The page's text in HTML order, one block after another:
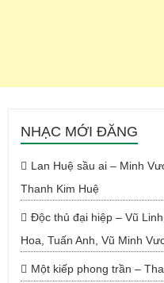
NHẠC MỚI ĐĂNG
Lan Huệ sầu ai – Minh
Thanh Kim Huệ
Độc thủ đại hiệp – Vũ
Hoa, Tuấn Anh, Vũ Minh
Một kiếp phong trần –